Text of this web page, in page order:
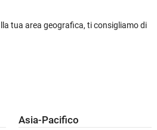
Accedi per rispondere a
Accedi per
Richiesto:
tua area geografica, ti consigliamo di
Asia-Pacifico